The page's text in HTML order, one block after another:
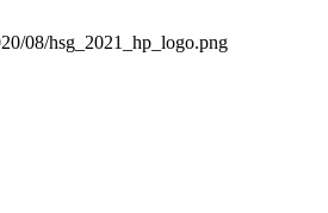
08/hsg_2021_hp_logo.png